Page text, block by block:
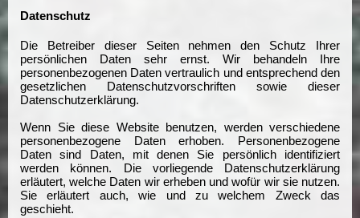
Datenschutz
Die Betreiber dieser Seiten nehmen den Schutz Ihrer
persönlichen Daten sehr ernst. Wir behandeln Ihre
personenbezogenen Daten vertraulich und entsprechend den
gesetzlichen Datenschutzvorschriften sowie dieser
Datenschutzerklärung.
Wenn Sie diese Website benutzen, werden verschiedene
personenbezogene Daten erhoben. Personenbezogene
Daten sind Daten, mit denen Sie persönlich identifiziert
werden können. Die vorliegende Datenschutzerklärung
erläutert, welche Daten wir erheben und wofür wir sie nutzen.
Sie erläutert auch, wie und zu welchem Zweck das
geschieht.